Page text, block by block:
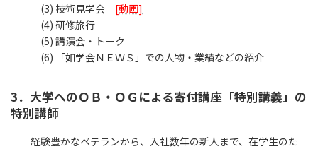
(3) 技術見学会 [動画]
(4) 研修旅行
(5) 講演会・トーク
(6) 「如学会ＮＥＷＳ」での人物・業績などの紹介
3．大学へのＯＢ・ＯＧによる寄付講座「特別講義」の
特別講師
経験豊かなベテランから、入社数年の新人まで、在学生のた